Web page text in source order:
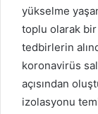
yükselme
toplu olarak
tedbirlerin
koronavirüs
açısından
izolasyonu